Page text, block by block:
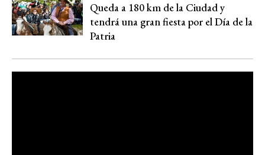
Queda a 180 km de la Ciudad y
tendrá una gran fiesta por el Día de la
Patria